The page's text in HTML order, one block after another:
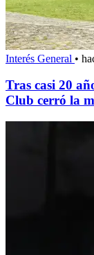
Interés General •
Tras casi 20
Club cerró la